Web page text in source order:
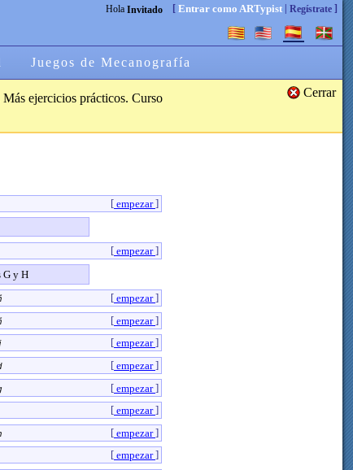
Hola Invitado [ Entrar como ARTypist| Regístrate]
Juegos de Mecanografía
Cerrar
ejercicios prácticos. Curso
[empezar]
[ empezar]
G y H
[ empezar]
[ empezar]
[ empezar]
[ empezar]
[empezar]
[ empezar]
[empezar]
[ empezar]